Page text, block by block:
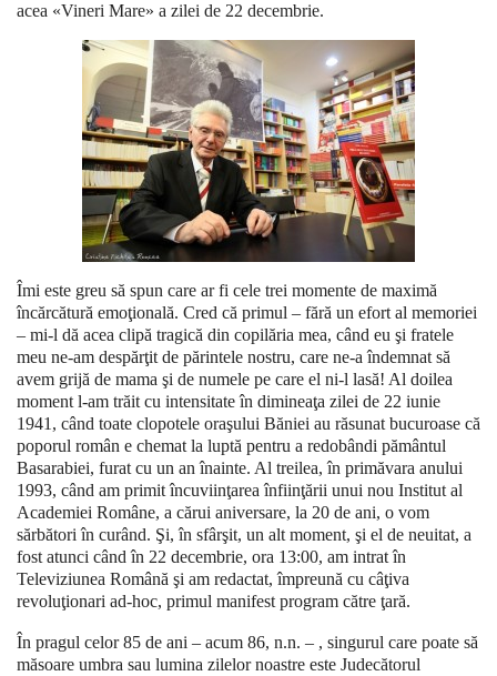
acea «Vineri Mare» a zilei de 22 decembrie.
Îmi este greu să spun care ar fi cele trei momente de maximă
încărcătură emoţională. Cred că primul – fără un efort al memoriei
– mi-l dă acea clipă tragică din copilăria mea, când eu şi fratele
meu ne-am despărţit de părintele nostru, care ne-a îndemnat să
avem grijă de mama şi de numele pe care el ni-l lasă! Al doilea
moment l-am trăit cu intensitate în dimineaţa zilei de 22 iunie
1941, când toate clopotele oraşului Băniei au răsunat bucuroase că
poporul român e chemat la luptă pentru a redobândi pământul
Basarabiei, furat cu un an înainte. Al treilea, în primăvara anului
1993, când am primit încuviinţarea înfiinţării unui nou Institut al
Academiei Române, a cărui aniversare, la 20 de ani, o vom
sărbători în curând. Şi, în sfârşit, un alt moment, şi el de neuitat, a
fost atunci când în 22 decembrie, ora 13:00, am intrat în
Televiziunea Română şi am redactat, împreună cu câţiva
revoluţionari ad-hoc, primul manifest program către ţară.
În pragul celor 85 de ani – acum 86, n.n. – , singurul care poate să
măsoare umbra sau lumina zilelor noastre este Judecătorul